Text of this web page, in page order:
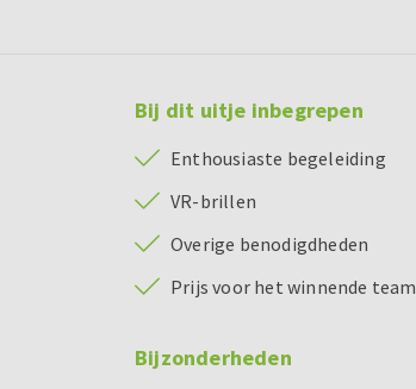
Bij dit uitje inbegrepen
Enthousiaste begeleiding
VR-brillen
Overige benodigdheden
Prijs voor het winnende team
Bijzonderheden